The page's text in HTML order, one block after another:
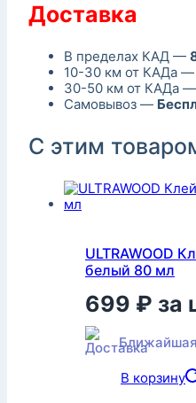
Доставка
В пределах КАД —
10-30 км от КАДа —
30-50 км от КАДа —
Самовывоз —
С этим
ULTRAWOOD
белый 80 мл
699 ₽ за
В корзину